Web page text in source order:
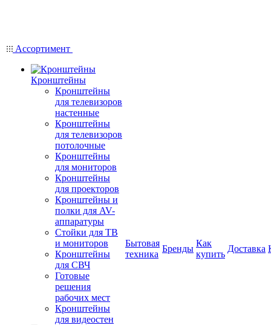
Ассортимент
Кронштейны
Кронштейны
для телевизоров
настенные
Кронштейны
для телевизоров
потолочные
Кронштейны
для мониторов
Кронштейны
для проекторов
Кронштейны и
полки для AV-
аппаратуры
Стойки для ТВ
и мониторов
Кронштейны
для СВЧ
Готовые
решения
рабочих мест
Кронштейны
для видеостен
Бытовая
техника
Бренды
Как
купить
Доставка